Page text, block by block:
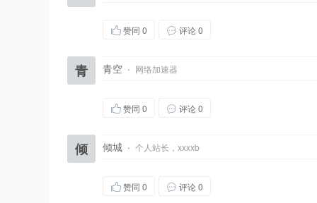
赞同 0 评论 0
青 青空 · 网络加速器
赞同 0 评论 0
倾 倾城 · 个人站长，xxxxb
赞同 0 评论 0